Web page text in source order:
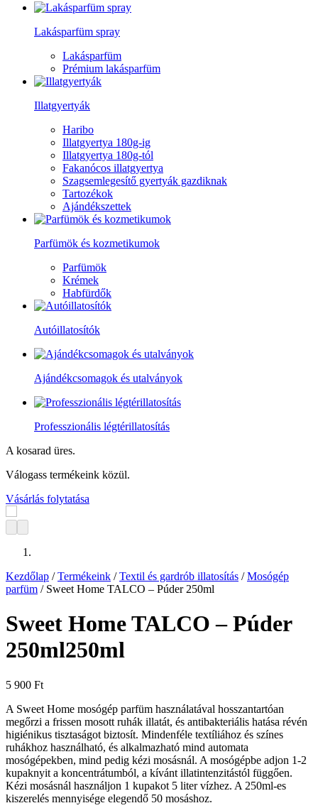
Lakásparfüm spray
Lakásparfüm
Prémium lakásparfüm
Illatgyertyák
Haribo
Illatgyertya 180g-ig
Illatgyertya 180g-tól
Fakanócos illatgyertya
Szagsemlegesítő gyertyák gazdiknak
Tartozékok
Ajándékszettek
Parfümök és kozmetikumok
Parfümök
Krémek
Habfürdők
Autóillatosítók
Ajándékcsomagok és utalványok
Professzionális légtérillatosítás
A kosarad üres.
Válogass termékeink közül.
Vásárlás folytatása
Kezdőlap /Termékeink /Textil és gardrób illatosítás /Mosógép
parfüm / Sweet Home TALCO – Púder 250ml
Sweet Home TALCO – Púder
250ml250ml
5 900 Ft
A Sweet Home mosógép parfüm használatával hosszantartóan
megőrzi a frissen mosott ruhák illatát, és antibakteriális hatása révén
higiénikus tisztaságot biztosít. Mindenféle textíliához és színes
ruhákhoz használható, és alkalmazható mind automata
mosógépekben, mind pedig kézi mosásnál. A mosógépbe adjon 1-2
kupaknyit a koncentrátumból, a kívánt illatintenzitástól függően.
Kézi mosásnál használjon 1 kupakot 5 liter vízhez. A 250ml-es
kiszerelés mennyisége elegendő 50 mosáshoz.